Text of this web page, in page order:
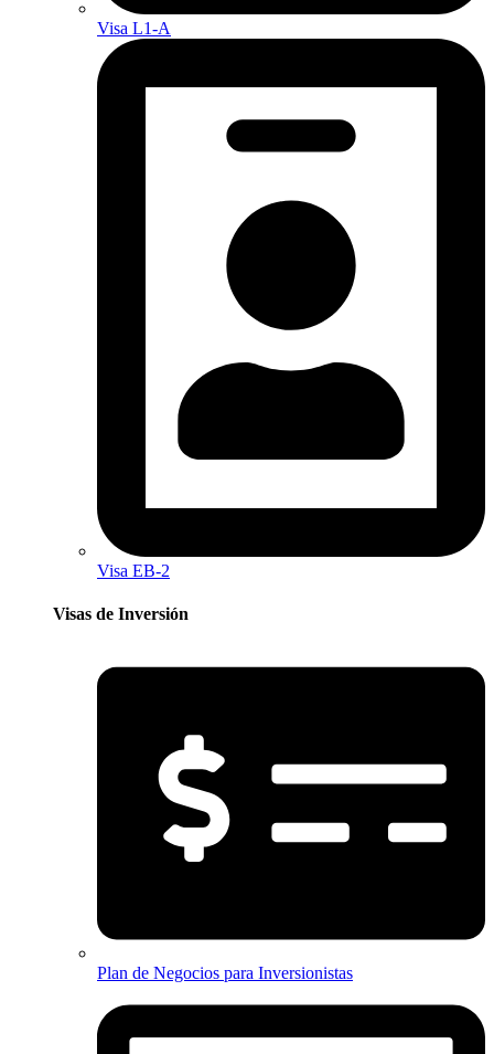
Visa L1-A
Visa EB-2
Visas de Inversión​
Plan de Negocios para Inversionistas